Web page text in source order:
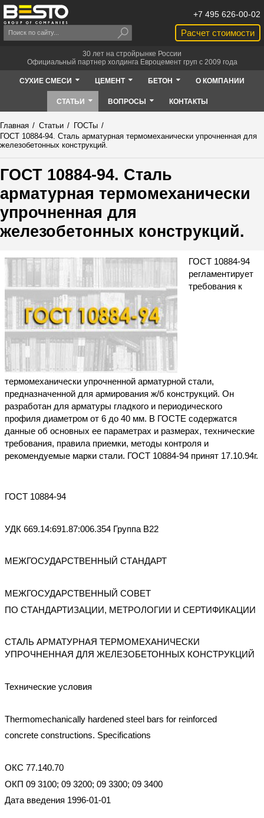
Расчет стоимости
+7 495 626-00-02
30 лет на стройрынке России
Официальный партнер холдинга Евроцемент груп с 2009 года
СУХИЕ СМЕСИ ЦЕМЕНТ БЕТОН О КОМПАНИИ
СТАТЬИ ВОПРОСЫ КОНТАКТЫ
Главная / Статьи / ГОСТы /
ГОСТ 10884-94. Сталь арматурная термомеханически упрочненная для
железобетонных конструкций.
ГОСТ 10884-94. Сталь
арматурная термомеханически
упрочненная для
железобетонных конструкций.
ГОСТ 10884-94
регламентирует
требования к
термомеханически упрочненной арматурной стали,
предназначенной для армирования ж/б конструкций. Он
разработан для арматуры гладкого и периодического
профиля диаметром от 6 до 40 мм. В ГОСТЕ содержатся
данные об основных ее параметрах и размерах, технические
требования, правила приемки, методы контроля и
рекомендуемые марки стали. ГОСТ 10884-94 принят 17.10.94г.
ГОСТ 10884-94
УДК 669.14:691.87:006.354 Группа В22
МЕЖГОСУДАРСТВЕННЫЙ СТАНДАРТ
МЕЖГОСУДАРСТВЕННЫЙ СОВЕТ
ПО СТАНДАРТИЗАЦИИ, МЕТРОЛОГИИ И СЕРТИФИКАЦИИ
СТАЛЬ АРМАТУРНАЯ ТЕРМОМЕХАНИЧЕСКИ
УПРОЧНЕННАЯ ДЛЯ ЖЕЛЕЗОБЕТОННЫХ КОНСТРУКЦИЙ
Технические условия
Thermomechanically hardened steel bars for reinforced
concrete constructions. Specifications
ОКС 77.140.70
ОКП 09 3100; 09 3200; 09 3300; 09 3400
Дата введения 1996-01-01